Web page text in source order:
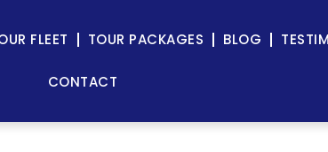
FLEET TOUR PACKAGES BLOG
CONTACT